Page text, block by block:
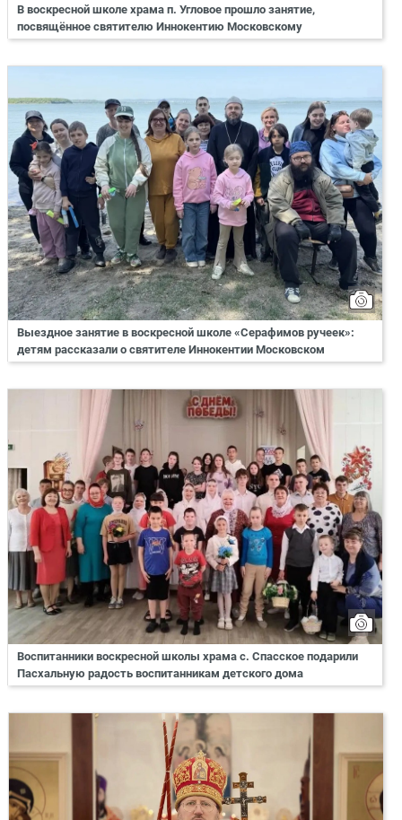
В воскресной школе храма п. Угловое прошло занятие,
посвящённое святителю Иннокентию Московскому
Выездное занятие в воскресной школе «Серафимов ручеек»:
детям рассказали о святителе Иннокентии Московском
Воспитанники воскресной школы храма с. Спасское подарили
Пасхальную радость воспитанникам детского дома